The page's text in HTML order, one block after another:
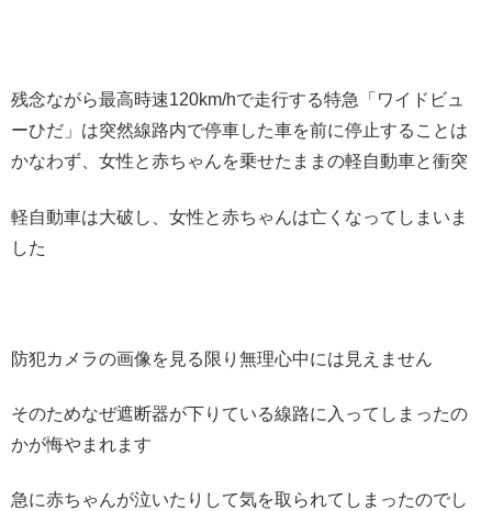
残念ながら最高時速120km/hで走行する特急「ワイドビュ
ーひだ」は突然線路内で停車した車を前に停止することは
かなわず、女性と赤ちゃんを乗せたままの軽自動車と衝突
軽自動車は大破し、女性と赤ちゃんは亡くなってしまいま
した
防犯カメラの画像を見る限り無理心中には見えません
そのためなぜ遮断器が下りている線路に入ってしまったの
かが悔やまれます
急に赤ちゃんが泣いたりして気を取られてしまったのでし